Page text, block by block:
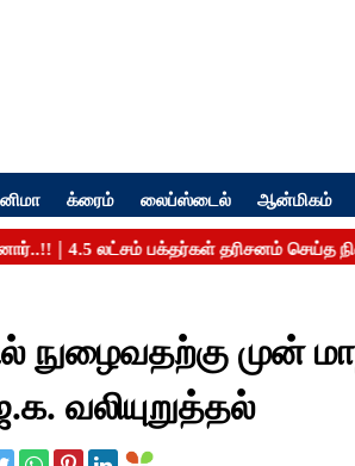
க்ரைம் லைப்ஸ்டைல் ஆன்மிகம்
நுழைவதற்கு முன்
வலியுறுத்தல்